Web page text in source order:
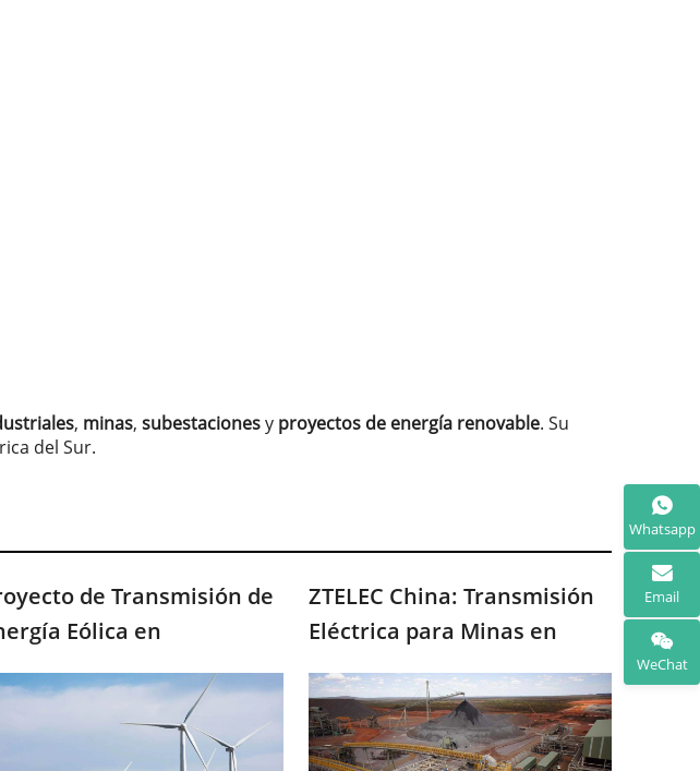
, minas, subestacionesy proyectos de energía renovable. Su
del Sur.
de Transmisión de
Eólica en
Soluciones de
de ZTelec China
ZTELEC China: Transmisión
Eléctrica para Minas en
Sudáfrica – Cumple
Estándares
Whatsapp
Email
WeChat